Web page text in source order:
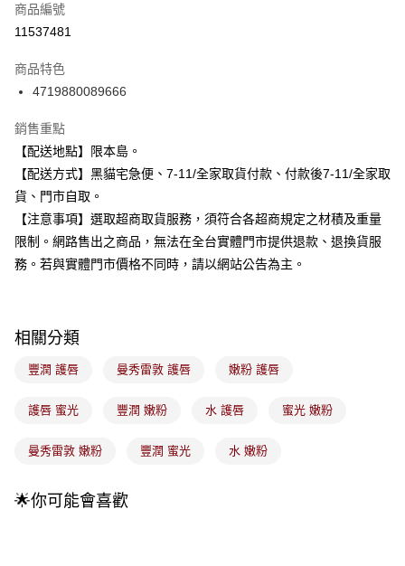
信用卡分期付款
合作金庫商業銀行
華南商業銀行
國泰世華商業銀行
臺灣中小企業銀行
匯豐（台灣）商業銀行
華泰商業銀行
聯邦商業銀行
元大商業銀行
永豐商業銀行
台新國際商業銀行
中國信託商業銀行
台灣樂天信用卡公司
Apple Pay
街口支付
悠遊付
Google Pay
相關說明
1.本服務由台灣大哥大提供，台灣大哥大用戶可立即使用無須另外申請。
流程，驗證手機門號後，選擇欲分期的期數、繳款截止日，確認付款後即完
4.訂單成立30分鐘內，如未前往確認交易或遇審核未通過，訂單將自動取
法說明評估內容。
【繳款方式說明】
ATM付款
運送方式
全家取貨付款
付款後全家取貨
商品編號
11537481
商品特色
4719880089666
銷售重點
【配送地點】限本島。
【配送方式】黑貓宅急便、7-11/全家取貨付款、付款後7-11/全家取
貨、門市自取。
【注意事項】選取超商取貨服務，須符合各超商規定之材積及重量
限制。網路售出之商品，無法在全台實體門市提供退款、退換貨服
務。若與實體門市價格不同時，請以網站公告為主。
相關分類
豐潤 護唇 曼秀雷敦 護唇 嫩粉 護唇
護唇 蜜光 豐潤 嫩粉 水 護唇 蜜光 嫩粉
曼秀雷敦 嫩粉 豐潤 蜜光 水 嫩粉
🌟你可能會喜歡